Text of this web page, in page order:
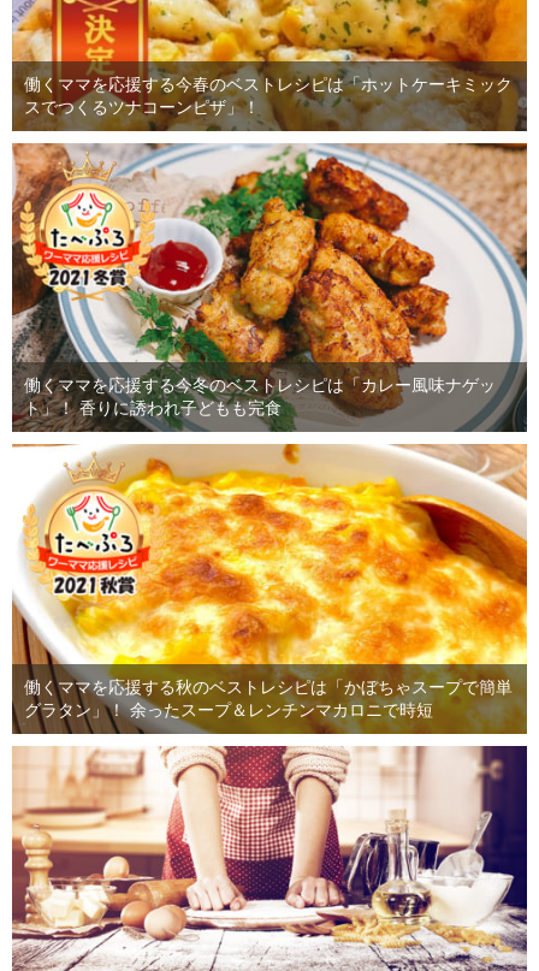
働くママを応援する今春のベストレシピは「ホットケーキミック
スでつくるツナコーンピザ」！
働くママを応援する今冬のベストレシピは「カレー風味ナゲッ
ト」！ 香りに誘われ子どもも完食
働くママを応援する秋のベストレシピは「かぼちゃスープで簡単
グラタン」！ 余ったスープ＆レンチンマカロニで時短